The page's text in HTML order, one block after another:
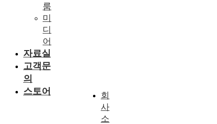
룸
미
디
어
자료실
고객문
의
스토어
회
사
소